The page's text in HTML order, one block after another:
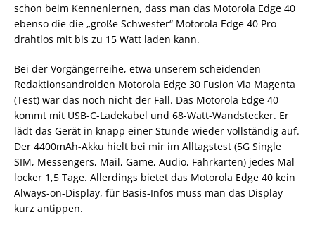
schon beim Kennenlernen, dass man das Motorola Edge 40
ebenso die die „große Schwester“ Motorola Edge 40 Pro
drahtlos mit bis zu 15 Watt laden kann.
Bei der Vorgängerreihe, etwa unserem scheidenden
Redaktionsandroiden Motorola Edge 30 Fusion Via Magenta
(Test) war das noch nicht der Fall. Das Motorola Edge 40
kommt mit USB-C-Ladekabel und 68-Watt-Wandstecker. Er
lädt das Gerät in knapp einer Stunde wieder vollständig auf.
Der 4400mAh-Akku hielt bei mir im Alltagstest (5G Single
SIM, Messengers, Mail, Game, Audio, Fahrkarten) jedes Mal
locker 1,5 Tage. Allerdings bietet das Motorola Edge 40 kein
Always-on-Display, für Basis-Infos muss man das Display
kurz antippen.